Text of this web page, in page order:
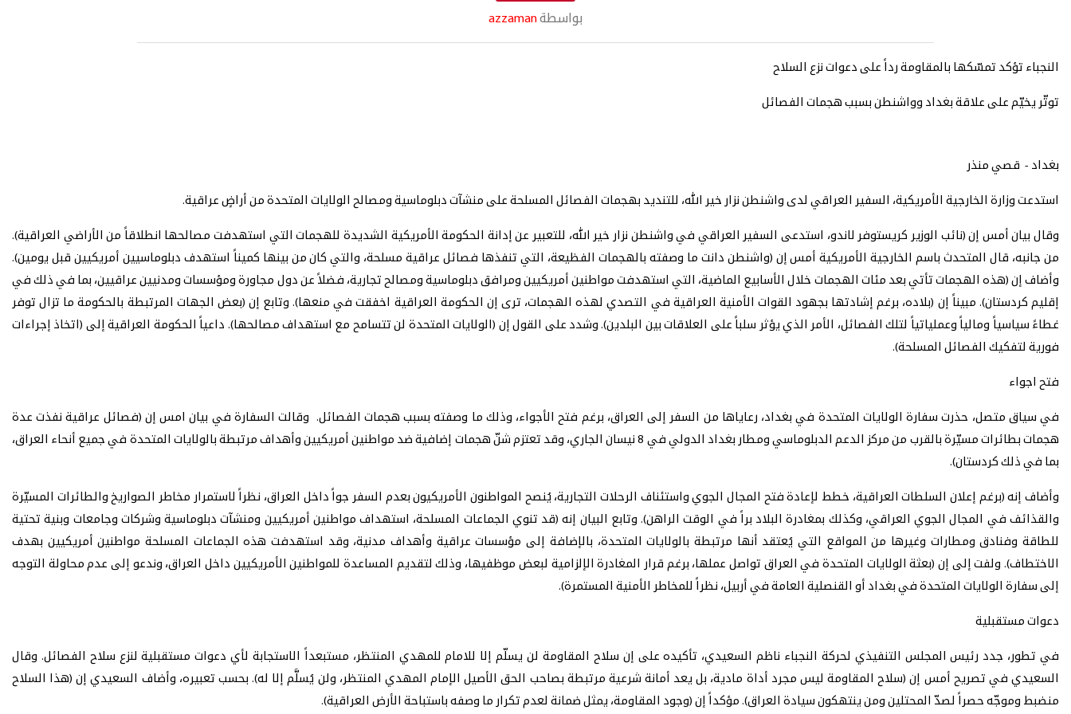
بواسطةazzaman
النجباء تؤكد تمسّكها بالمقاومة رداً على دعوات نزع السلاح
توتّر يخيّم على علاقة بغداد وواشنطن بسبب هجمات الفصائل
بغداد - قصي منذر
استدعت وزارة الخارجية الأمريكية، السفير العراقي لدى واشنطن نزار خير الله، للتنديد بهجمات الفصائل المسلحة على منشآت دبلوماسية ومصالح الولايات المتحدة من أراضٍ عراقية.
وقال بيان أمس إن (نائب الوزير كريستوفر لاندو، استدعى السفير العراقي في واشنطن نزار خير الله، للتعبير عن إدانة الحكومة الأمريكية الشديدة للهجمات التي استهدفت مصالحها انطلاقاً من الأراضي العراقية).
من جانبه، قال المتحدث باسم الخارجية الأمريكية أمس إن (واشنطن دانت ما وصفته بالهجمات الفظيعة، التي تنفذها فصائل عراقية مسلحة، والتي كان من بينها كميناً استهدف دبلوماسيين أمريكيين قبل يومين).
وأضاف إن (هذه الهجمات تأتي بعد مئات الهجمات خلال الأسابيع الماضية، التي استهدفت مواطنين أمريكيين ومرافق دبلوماسية ومصالح تجارية، فضلاً عن دول مجاورة ومؤسسات ومدنيين عراقيين، بما في ذلك في
إقليم كردستان). مبيناً إن (بلاده، برغم إشادتها بجهود القوات الأمنية العراقية في التصدي لهذه الهجمات، ترى إن الحكومة العراقية اخفقت في منعها). وتابع إن (بعض الجهات المرتبطة بالحكومة ما تزال توفر
غطاءً سياسياً ومالياً وعملياتياً لتلك الفصائل، الأمر الذي يؤثر سلباً على العلاقات بين البلدين). وشدد على القول إن (الولايات المتحدة لن تتسامح مع استهداف مصالحها). داعياً الحكومة العراقية إلى (اتخاذ إجراءات
فورية لتفكيك الفصائل المسلحة).
فتح اجواء
في سياق متصل، حذرت سفارة الولايات المتحدة في بغداد، رعاياها من السفر إلى العراق، برغم فتح الأجواء، وذلك ما وصفته بسبب هجمات الفصائل. وقالت السفارة في بيان امس إن (فصائل عراقية نفذت عدة
هجمات بطائرات مسيّرة بالقرب من مركز الدعم الدبلوماسي ومطار بغداد الدولي في 8 نيسان الجاري، وقد تعتزم شنّ هجمات إضافية ضد مواطنين أمريكيين وأهداف مرتبطة بالولايات المتحدة في جميع أنحاء العراق،
بما في ذلك كردستان).
وأضاف إنه (برغم إعلان السلطات العراقية، خطط لإعادة فتح المجال الجوي واستئناف الرحلات التجارية، يُنصح المواطنون الأمريكيون بعدم السفر جواً داخل العراق، نظراً لاستمرار مخاطر الصواريخ والطائرات المسيّرة
والقذائف في المجال الجوي العراقي، وكذلك بمغادرة البلاد براً في الوقت الراهن). وتابع البيان إنه (قد تنوي الجماعات المسلحة، استهداف مواطنين أمريكيين ومنشآت دبلوماسية وشركات وجامعات وبنية تحتية
للطاقة وفنادق ومطارات وغيرها من المواقع التي يُعتقد أنها مرتبطة بالولايات المتحدة، بالإضافة إلى مؤسسات عراقية وأهداف مدنية، وقد استهدفت هذه الجماعات المسلحة مواطنين أمريكيين بهدف
الاختطاف). ولفت إلى إن (بعثة الولايات المتحدة في العراق تواصل عملها، برغم قرار المغادرة الإلزامية لبعض موظفيها، وذلك لتقديم المساعدة للمواطنين الأمريكيين داخل العراق، وندعو إلى عدم محاولة التوجه
إلى سفارة الولايات المتحدة في بغداد أو القنصلية العامة في أربيل، نظراً للمخاطر الأمنية المستمرة).
دعوات مستقبلية
في تطور، جدد رئيس المجلس التنفيذي لحركة النجباء ناظم السعيدي، تأكيده على إن سلاح المقاومة لن يسلّم إلا للامام للمهدي المنتظر، مستبعداً الاستجابة لأي دعوات مستقبلية لنزع سلاح الفصائل. وقال
السعيدي في تصريح أمس إن (سلاح المقاومة ليس مجرد أداة مادية، بل يعد أمانة شرعية مرتبطة بصاحب الحق الأصيل الإمام المهدي المنتظر، ولن يُسلَّم إلا له). بحسب تعبيره، وأضاف السعيدي إن (هذا السلاح
منضبط وموجّه حصراً لصدّ المحتلين ومن ينتهكون سيادة العراق). مؤكداً إن (وجود المقاومة، يمثل ضمانة لعدم تكرار ما وصفه باستباحة الأرض العراقية).